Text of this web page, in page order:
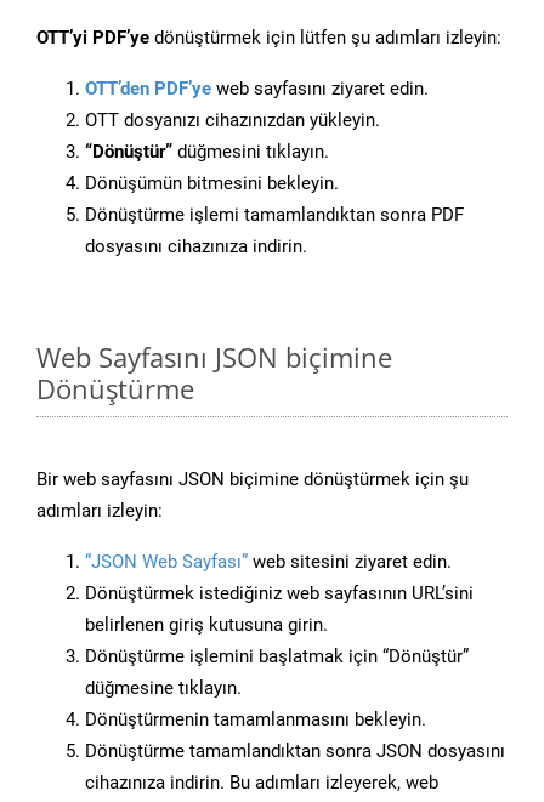
OTT’yi PDF’ye dönüştürmek için lütfen şu adımları izleyin:
OTT’den PDF’ye web sayfasını ziyaret edin.
OTT dosyanızı cihazınızdan yükleyin.
“Dönüştür” düğmesini tıklayın.
Dönüşümün bitmesini bekleyin.
Dönüştürme işlemi tamamlandıktan sonra PDF
dosyasını cihazınıza indirin.
Web Sayfasını JSON biçimine
Dönüştürme
Bir web sayfasını JSON biçimine dönüştürmek için şu
adımları izleyin:
“JSON Web Sayfası” web sitesini ziyaret edin.
Dönüştürmek istediğiniz web sayfasının URL’sini
belirlenen giriş kutusuna girin.
Dönüştürme işlemini başlatmak için “Dönüştür”
düğmesine tıklayın.
Dönüştürmenin tamamlanmasını bekleyin.
Dönüştürme tamamlandıktan sonra JSON dosyasını
cihazınıza indirin. Bu adımları izleyerek, web